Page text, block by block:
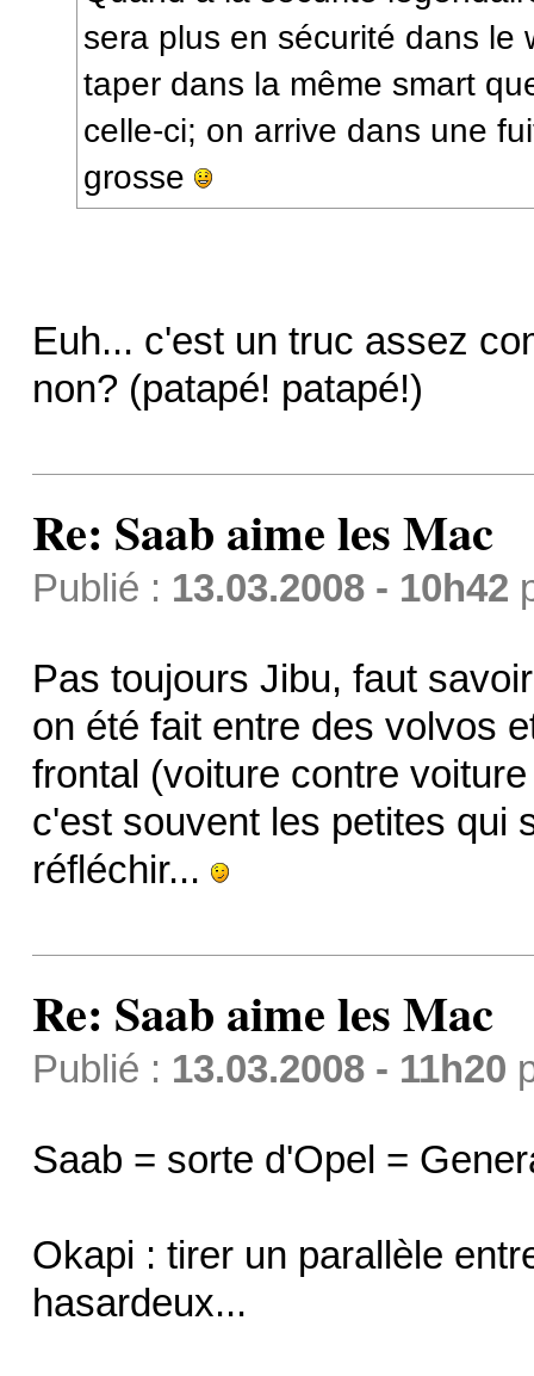
sera plus en sécurité dans le
taper dans la même smart
celle-ci; on arrive dans une
grosse
Euh... c'est un truc assez
non? (patapé! patapé!)
Re: Saab aime les Mac
Publié : 13.03.2008 - 10h42
Pas toujours Jibu, faut
on été fait entre des volvos
frontal (voiture contre
c'est souvent les petites qui
réfléchir...
Re: Saab aime les Mac
Publié : 13.03.2008 - 11h20
Saab = sorte d'Opel =
Okapi : tirer un parallèle
hasardeux...